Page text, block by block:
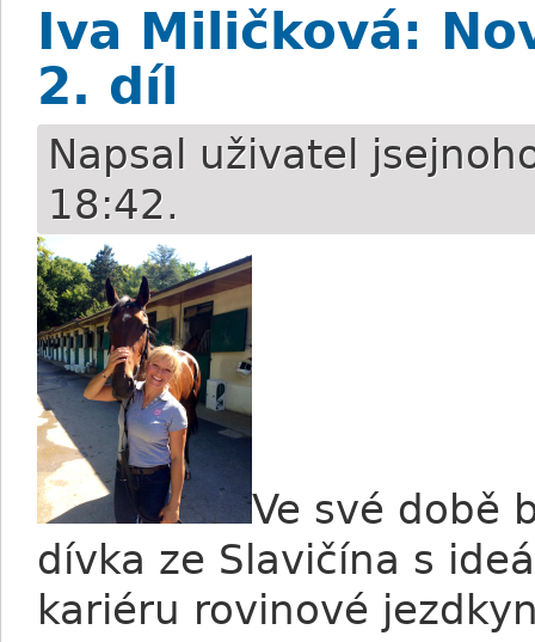
Iva Miličková:
2. díl
Napsal uživatel
18:42.
Ve své době
dívka ze Slavičína s
kariéru rovinové